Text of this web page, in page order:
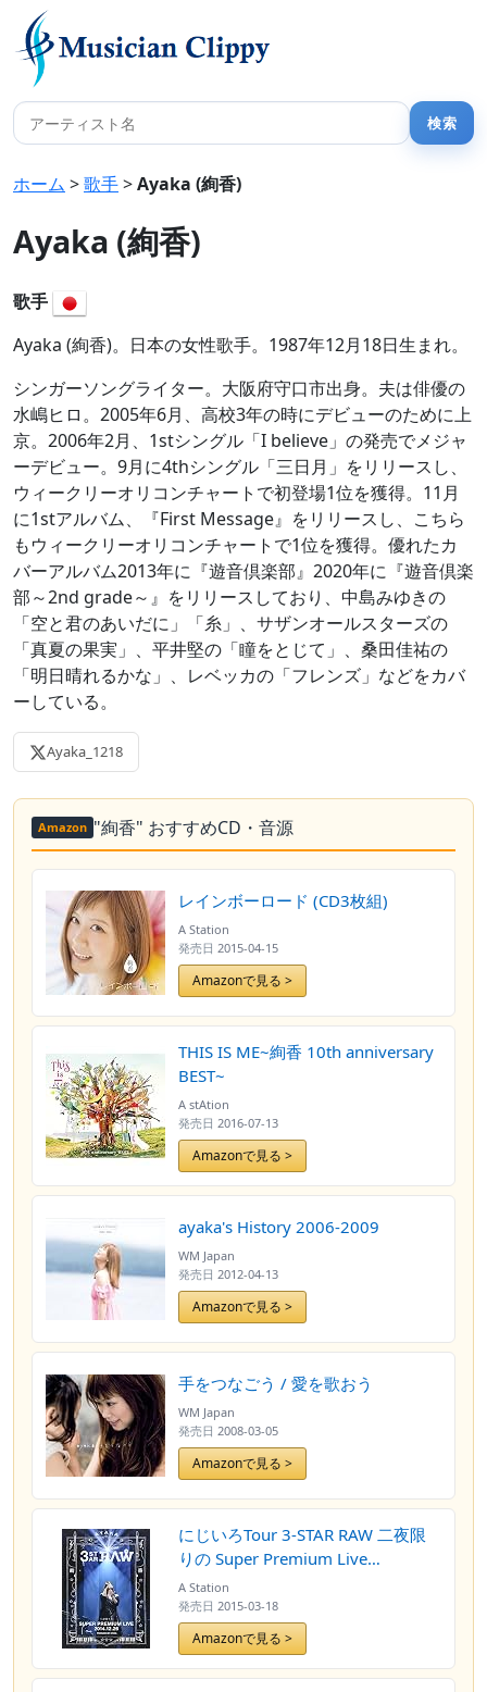
ホーム >歌手>Ayaka (絢香)
Ayaka (絢香)
歌手
Ayaka (絢香)。日本の女性歌手。1987年12月18日生まれ。
シンガーソングライター。大阪府守口市出身。夫は俳優の
水嶋ヒロ。2005年6月、高校3年の時にデビューのために上
京。2006年2月、1stシングル「I believe」の発売でメジャ
ーデビュー。9月に4thシングル「三日月」をリリースし、
ウィークリーオリコンチャートで初登場1位を獲得。11月
に1stアルバム、『First Message』をリリースし、こちら
もウィークリーオリコンチャートで1位を獲得。優れたカ
バーアルバム2013年に『遊音倶楽部』2020年に『遊音倶楽
部～2nd grade～』をリリースしており、中島みゆきの
「空と君のあいだに」「糸」、サザンオールスターズの
「真夏の果実」、平井堅の「瞳をとじて」、桑田佳祐の
「明日晴れるかな」、レベッカの「フレンズ」などをカバ
ーしている。
Ayaka_1218
Amazon "絢香" おすすめCD・音源
レインボーロード (CD3枚組)
A Station
発売日 2015-04-15
Amazonで見る >
THIS IS ME~絢香 10th anniversary
BEST~
A stAtion
発売日 2016-07-13
Amazonで見る >
ayaka's History 2006-2009
WM Japan
発売日 2012-04-13
Amazonで見る >
手をつなごう / 愛を歌おう
WM Japan
発売日 2008-03-05
Amazonで見る >
にじいろTour 3-STAR RAW 二夜限
りの Super Premium Live
2014.12.26 (Blu-ray Disc)
A Station
発売日 2015-03-18
Amazonで見る >